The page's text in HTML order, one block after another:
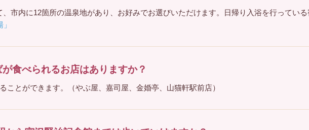
市内に12箇所の温泉地があり、お好みでお選びいただけます。日帰り入浴を行っている
食べられるお店はありますか？
ことができます。（やぶ屋、嘉司屋、金婚亭、山猫軒駅前店）